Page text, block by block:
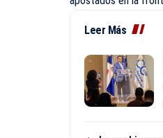
Leer Más